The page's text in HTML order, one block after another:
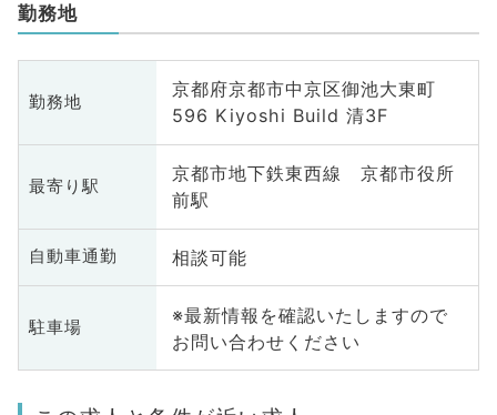
勤務地
勤務地
京都府京都市中京区御池大東町
596 Kiyoshi Build 清3F
最寄り駅
京都市地下鉄東西線 京都市役所
前駅
自動車通勤 相談可能
駐車場
※最新情報を確認いたしますので
お問い合わせください